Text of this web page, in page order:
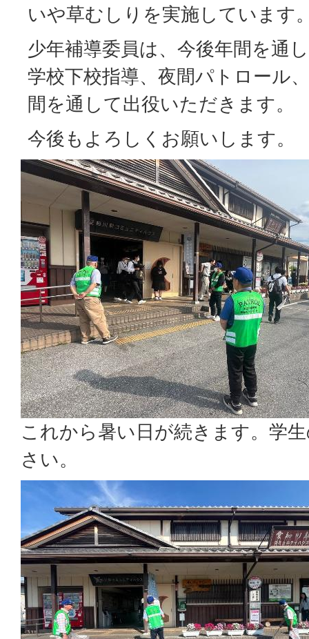
いや草むしりを実施しています
少年補導委員は、今後年間を通
学校下校指導、夜間パトロール
間を通して出役いただきます。
今後もよろしくお願いします。
これから暑い日が続きます。学
さい。